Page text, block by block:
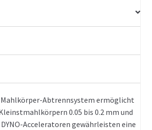
Abtrennsystem ermöglicht
0.05 bis 0.2 mm und
Acceleratoren gewährleisten eine